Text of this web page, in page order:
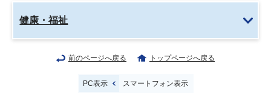
健康・福祉
前のページへ戻る トップページへ戻る
PC表示 スマートフォン表示